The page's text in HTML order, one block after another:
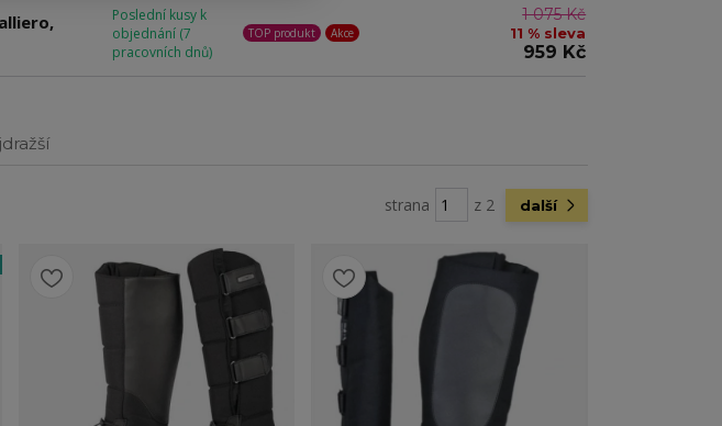
Poslední kusy k
objednání (7
pracovních dnů)
TOP produkt Akce
1 075 Kč
11 % sleva
959 Kč
strana z 2 další